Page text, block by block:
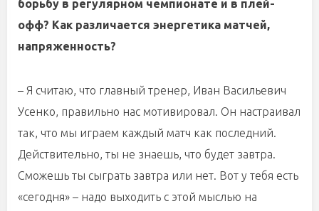
борьбу в регулярном чемпионате и в плей-
офф? Как различается энергетика матчей,
напряженность?
– Я считаю, что главный тренер, Иван Васильевич
Усенко, правильно нас мотивировал. Он настраивал
так, что мы играем каждый матч как последний.
Действительно, ты не знаешь, что будет завтра.
Сможешь ты сыграть завтра или нет. Вот у тебя есть
«сегодня» – надо выходить с этой мыслью на